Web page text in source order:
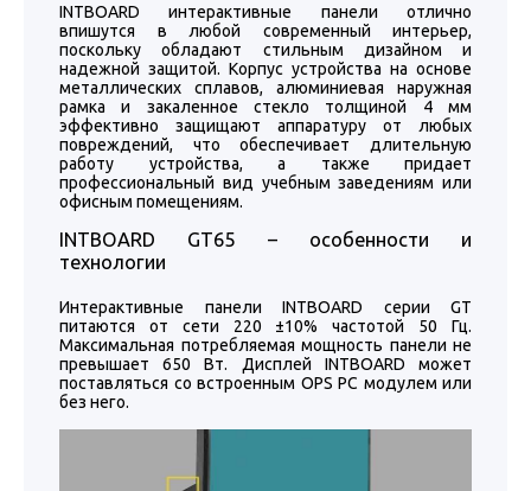
INTBOARD интерактивные панели отлично
впишутся в любой современный интерьер,
поскольку обладают стильным дизайном и
надежной защитой. Корпус устройства на основе
металлических сплавов, алюминиевая наружная
рамка и закаленное стекло толщиной 4 мм
эффективно защищают аппаратуру от любых
повреждений, что обеспечивает длительную
работу устройства, а также придает
профессиональный вид учебным заведениям или
офисным помещениям.
INTBOARD GT65 – особенности и
технологии
Интерактивные панели INTBOARD серии GT
питаются от сети 220 ±10% частотой 50 Гц.
Максимальная потребляемая мощность панели не
превышает 650 Вт. Дисплей INTBOARD может
поставляться со встроенным OPS PC модулем или
без него.